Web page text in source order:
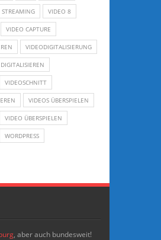
STREAMING VIDEO 8
VIDEO CAPTURE
VIDEODIGITALISIERUNG
VIDEOSCHNITT
VIDEOS ÜBERSPIELEN
VIDEO ÜBERSPIELEN
WORDPRESS
, aber auch bundesweit!